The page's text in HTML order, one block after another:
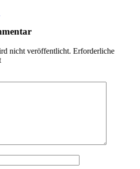
nicht veröffentlicht. Erforderliche